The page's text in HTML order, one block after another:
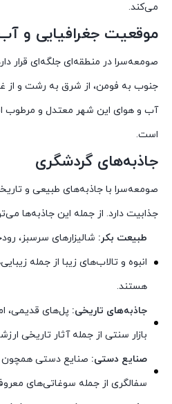
می‌کند.
موقعیت جغرافیایی و
صومعه‌سرا در منطقه‌ای جلگه‌ای قرار
جنوب به فومن، از شرق به رشت و
آب و هوای این شهر معتدل و مرطوب
است.
جاذبه‌های گردشگری
صومعه‌سرا با جاذبه‌های طبیعی و
جذابیت دارد. از جمله این جاذبه‌ها
طبیعت بکر: شالیزارهای سرسبز،
انبوه و تالاب‌های زیبا از جمله
هستند.
جاذبه‌های تاریخی: پل‌های قدیمی،
بازار سنتی از جمله آثار تاریخی
صنایع دستی: صنایع دستی همچون
سفالگری از جمله سوغاتی‌های